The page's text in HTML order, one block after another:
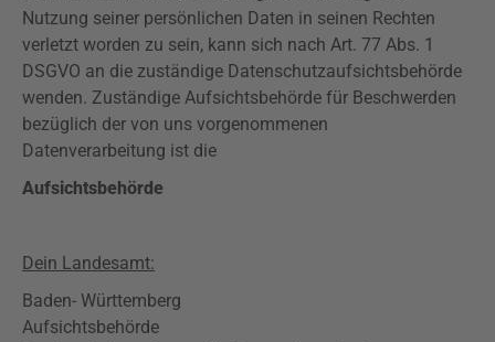
Nutzung seiner persönlichen Daten in seinen Rechten
verletzt worden zu sein, kann sich nach Art. 77 Abs. 1
DSGVO an die zuständige Datenschutzaufsichtsbehörde
wenden. Zuständige Aufsichtsbehörde für Beschwerden
bezüglich der von uns vorgenommenen
Datenverarbeitung ist die
Aufsichtsbehörde
Dein Landesamt:
Baden- Württemberg
Aufsichtsbehörde